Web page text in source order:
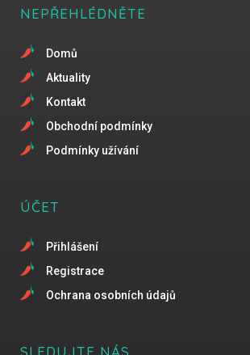
NEPŘEHLÉDNĚTE
Domů
Aktuality
Kontakt
Obchodní podmínky
Podmínky užívání
ÚČET
Přihlášení
Registrace
Ochrana osobních údajů
SLEDUJTE NÁS